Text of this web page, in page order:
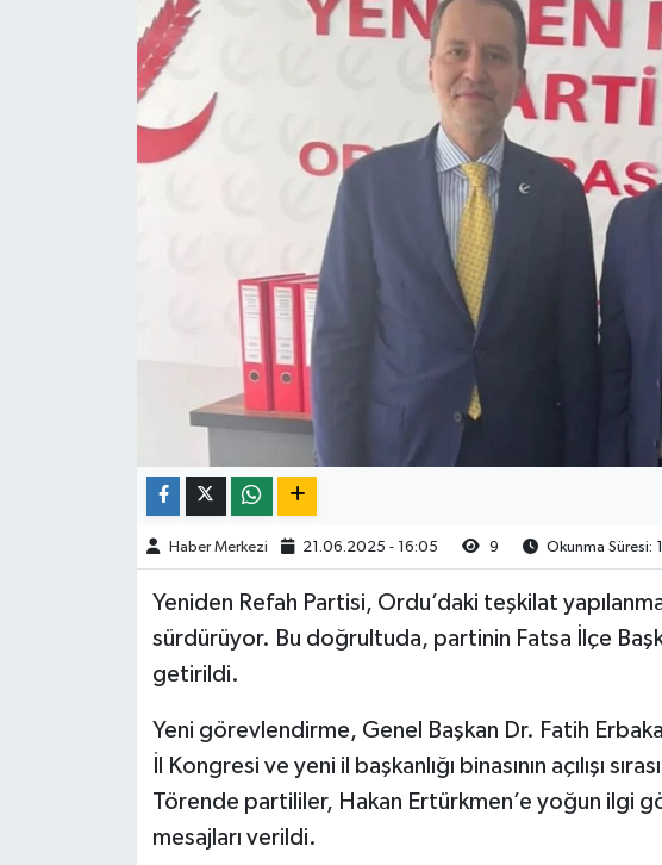
Haber Merkezi 21.06.2025 - 16:05 9 Okunma Süresi:
Yeniden Refah Partisi, Ordu’daki teşkilat
sürdürüyor. Bu doğrultuda, partinin Fatsa İlçe
getirildi.
Yeni görevlendirme, Genel Başkan Dr. Fatih
İl Kongresi ve yeni il başkanlığı binasının açılışı
Törende partililer, Hakan Ertürkmen’e yoğun ilgi
mesajları verildi.
Kültür-Sanat